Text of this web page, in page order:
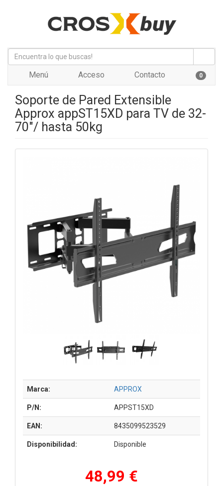
Menú Acceso Contacto 0
Soporte de Pared Extensible
Approx appST15XD para TV de 32-
70"/ hasta 50kg
Marca: APPROX
P/N: APPST15XD
EAN: 8435099523529
Disponibilidad: Disponible
48,99 €